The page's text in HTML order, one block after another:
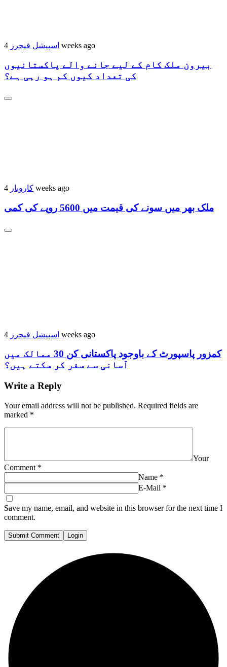
اسپیشل فیچرز 4 weeks ago
بیرون ملک کام کے لیے جانے والے پاکستانیوں
کی تعداد کیوں کم ہو رہی ہے؟
کاروبار 4 weeks ago
ملک بھر میں سونے کی قیمت میں 5600 روپے کی کمی
اسپیشل فیچرز 4 weeks ago
کمزور پاسپورٹ کے باوجود پاکستانی کن 30 ممالک میں
آسانی سے سفر کر سکتے ہیں؟
Write a Reply
Your email address will not be published. Required fields are
marked *
Your
Comment *
Name *
E-Mail *
Save my name, email, and website in this browser for the next time I
comment.
Submit Comment Login